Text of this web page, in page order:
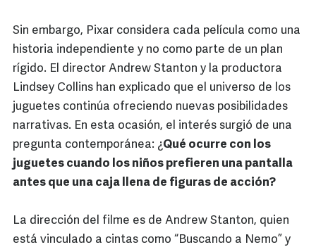
Sin embargo, Pixar considera cada película como una
historia independiente y no como parte de un plan
rígido. El director Andrew Stanton y la productora
Lindsey Collins han explicado que el universo de los
juguetes continúa ofreciendo nuevas posibilidades
narrativas. En esta ocasión, el interés surgió de una
pregunta contemporánea: ¿Qué ocurre con los
juguetes cuando los niños prefieren una pantalla
antes que una caja llena de figuras de acción?
La dirección del filme es de Andrew Stanton, quien
está vinculado a cintas como “Buscando a Nemo” y